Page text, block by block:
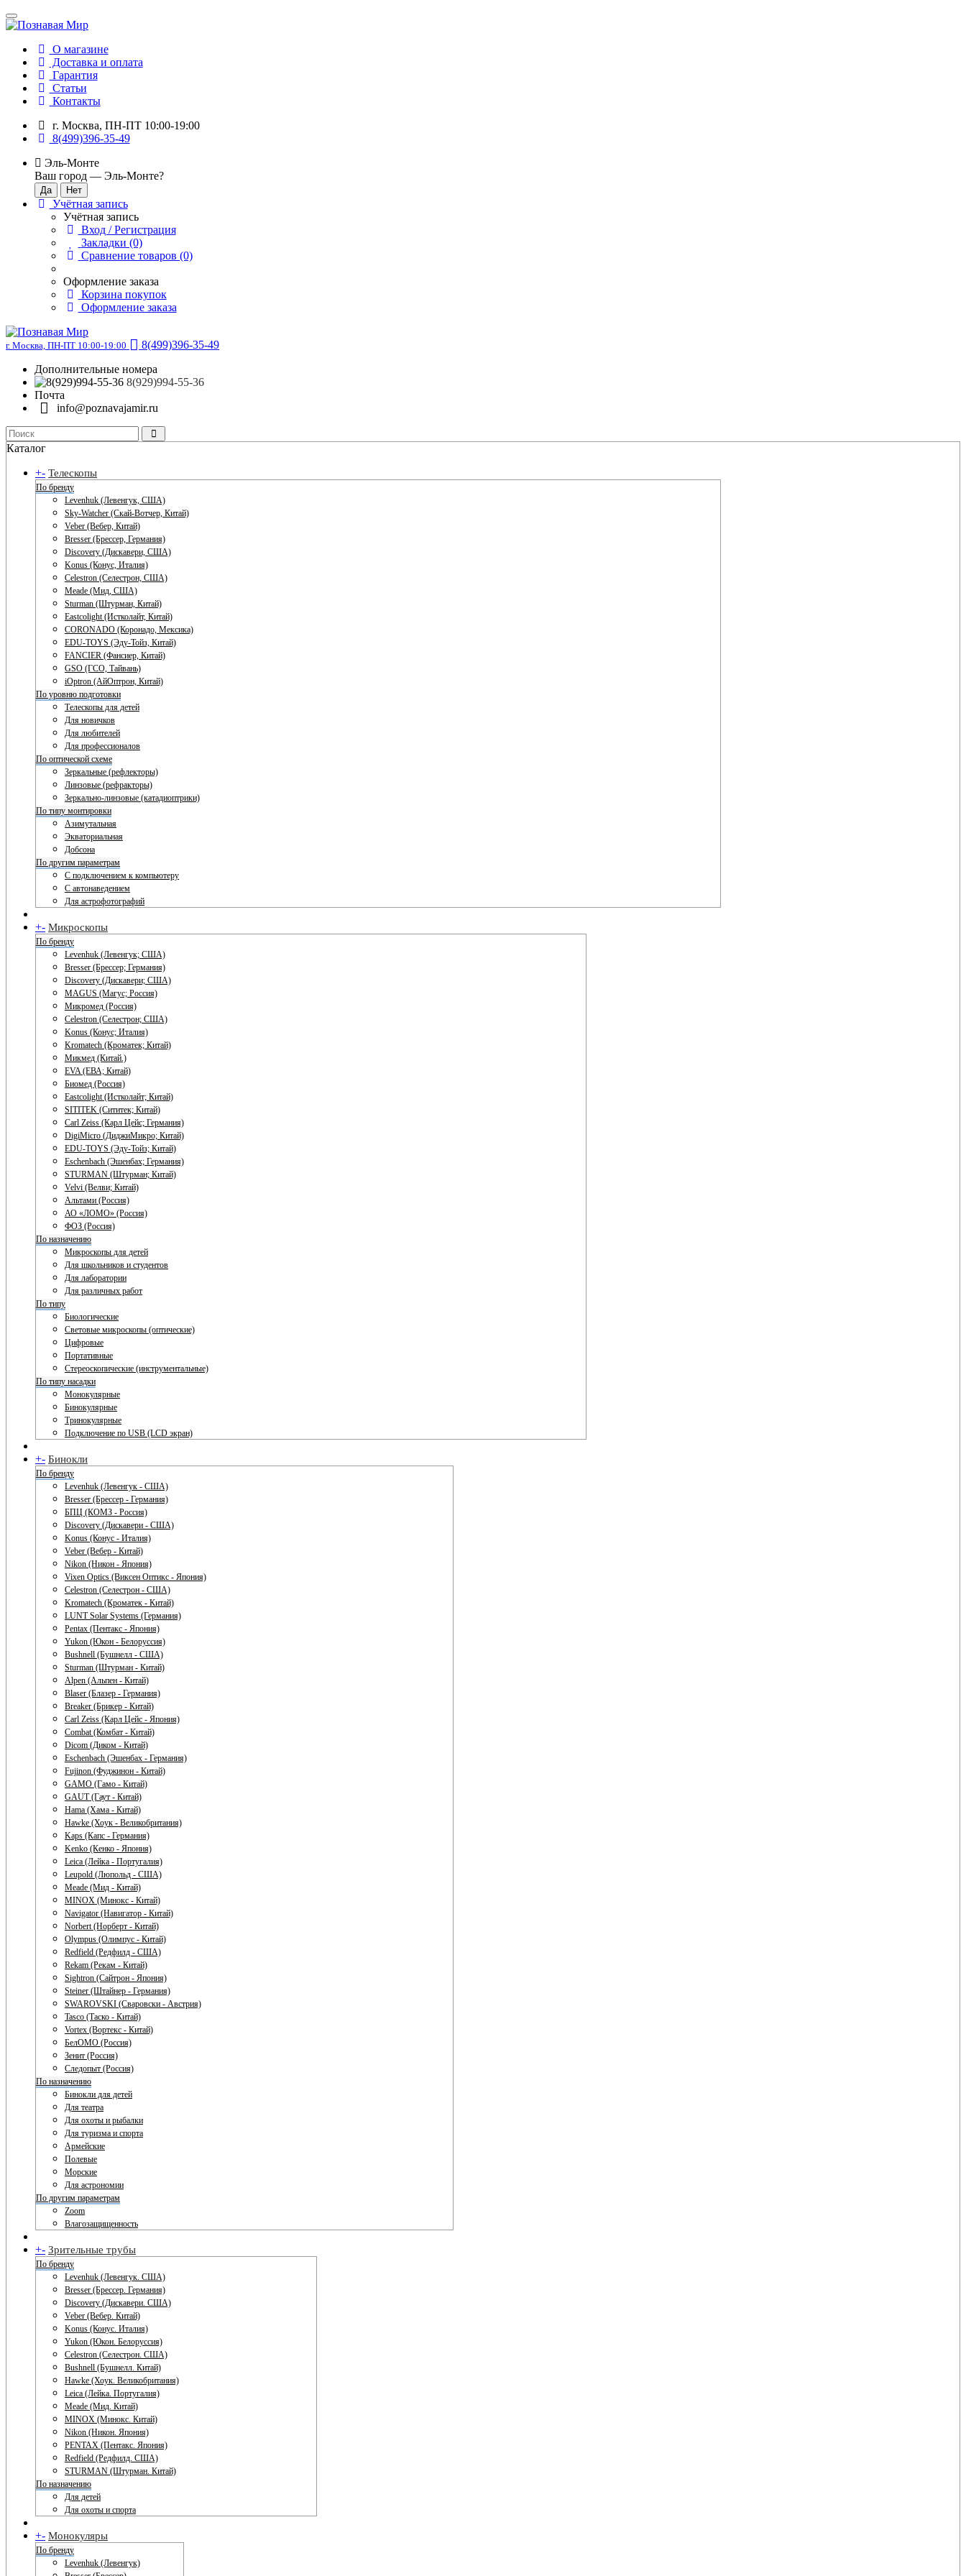
О магазине
Доставка и оплата
Гарантия
Статьи
Контакты
г. Москва, ПН-ПТ 10:00-19:00
8(499)396-35-49
Эль-Монте
Ваш город — Эль-Монте?
Учётная запись
Учётная запись
Вход / Регистрация
Закладки (0)
Сравнение товаров (0)
Оформление заказа
Корзина покупок
Оформление заказа
г. Москва, ПН-ПТ 10:00-19:00
8(499)396-35-49
Дополнительные номера
8(929)994-55-36
Почта
info@poznavajamir.ru
Каталог
+- Телескопы
По бренду
Levenhuk (Левенгук, США)
Sky-Watcher (Скай-Вотчер, Китай)
Veber (Вебер, Китай)
Bresser (Брессер, Германия)
Discovery (Дискавери, США)
Konus (Конус, Италия)
Celestron (Селестрон, США)
Meade (Мид, США)
Sturman (Штурман, Китай)
Eastcolight (Истколайт, Китай)
CORONADO (Коронадо, Мексика)
EDU-TOYS (Эду-Тойз, Китай)
FANCIER (Фансиер, Китай)
GSO (ГСО, Тайвань)
iOptron (АйОптрон, Китай)
По уровню подготовки
Телескопы для детей
Для новичков
Для любителей
Для профессионалов
По оптической схеме
Зеркальные (рефлекторы)
Линзовые (рефракторы)
Зеркально-линзовые (катадиоптрики)
По типу монтировки
Азимутальная
Экваториальная
Добсона
По другим параметрам
С подключением к компьютеру
С автонаведением
Для астрофотографий
+- Микроскопы
По бренду
Levenhuk (Левенгук; США)
Bresser (Брессер; Германия)
Discovery (Дискавери; США)
MAGUS (Магус; Россия)
Микромед (Россия)
Celestron (Селестрон; США)
Konus (Конус; Италия)
Kromatech (Кроматек; Китай)
Микмед (Китай.)
EVA (ЕВА; Китай)
Биомед (Россия)
Eastcolight (Истколайт; Китай)
SITITEK (Сититек; Китай)
Carl Zeiss (Карл Цейс; Германия)
DigiMicro (ДиджиМикро; Китай)
EDU-TOYS (Эду-Тойз; Китай)
Eschenbach (Эшенбах; Германия)
STURMAN (Штурман; Китай)
Velvi (Велви; Китай)
Альтами (Россия)
АО «ЛОМО» (Россия)
ФОЗ (Россия)
По назначению
Микроскопы для детей
Для школьников и студентов
Для лаборатории
Для различных работ
По типу
Биологические
Световые микроскопы (оптические)
Цифровые
Портативные
Стереоскопические (инструментальные)
По типу насадки
Монокулярные
Бинокулярные
Тринокулярные
Подключение по USB (LCD экран)
+- Бинокли
По бренду
Levenhuk (Левенгук - США)
Bresser (Брессер - Германия)
БПЦ (КОМЗ - Россия)
Discovery (Дискавери - США)
Konus (Конус - Италия)
Veber (Вебер - Китай)
Nikon (Никон - Япония)
Vixen Optics (Виксен Оптикс - Япония)
Celestron (Селестрон - США)
Kromatech (Кроматек - Китай)
LUNT Solar Systems (Германия)
Pentax (Пентакс - Япония)
Yukon (Юкон - Белоруссия)
Bushnell (Бушнелл - США)
Sturman (Штурман - Китай)
Alpen (Альпен - Китай)
Blaser (Блазер - Германия)
Breaker (Брикер - Китай)
Carl Zeiss (Карл Цейс - Япония)
Combat (Комбат - Китай)
Dicom (Диком - Китай)
Eschenbach (Эшенбах - Германия)
Fujinon (Фуджинон - Китай)
GAMO (Гамо - Китай)
GAUT (Гаут - Китай)
Hama (Хама - Китай)
Hawke (Хоук - Великобритания)
Kaps (Капс - Германия)
Kenko (Кенко - Япония)
Leica (Лейка - Португалия)
Leupold (Люпольд - США)
Meade (Мид - Китай)
MINOX (Минокс - Китай)
Navigator (Навигатор - Китай)
Norbert (Норберт - Китай)
Olympus (Олимпус - Китай)
Redfield (Редфилд - США)
Rekam (Рекам - Китай)
Sightron (Сайтрон - Япония)
Steiner (Штайнер - Германия)
SWAROVSKI (Сваровски - Австрия)
Tasco (Таско - Китай)
Vortex (Вортекс - Китай)
БелОМО (Россия)
Зенит (Россия)
Следопыт (Россия)
По назначению
Бинокли для детей
Для театра
Для охоты и рыбалки
Для туризма и спорта
Армейские
Полевые
Морские
Для астрономии
По другим параметрам
Zoom
Влагозащищенность
+- Зрительные трубы
По бренду
Levenhuk (Левенгук. США)
Bresser (Брессер. Германия)
Discovery (Дискавери. США)
Veber (Вебер. Китай)
Konus (Конус. Италия)
Yukon (Юкон. Белоруссия)
Celestron (Селестрон. США)
Bushnell (Бушнелл. Китай)
Hawke (Хоук. Великобритания)
Leica (Лейка. Португалия)
Meade (Мид. Китай)
MINOX (Минокс. Китай)
Nikon (Никон. Япония)
PENTAX (Пентакс. Япония)
Redfield (Редфилд. США)
STURMAN (Штурман. Китай)
По назначению
Для детей
Для охоты и спорта
+- Монокуляры
По бренду
Levenhuk (Левенгук)